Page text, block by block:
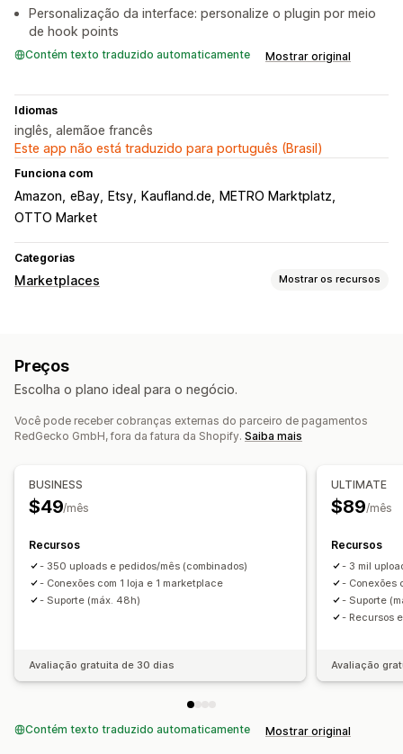
Personalização da interface: personalize o plugin por meio
de hook points
Contém texto traduzido automaticamente Mostrar original
Idiomas
inglês, alemãoe francês
Este app não está traduzido para português (Brasil)
Funciona com
Amazon eBay Etsy Kaufland.de METRO Marktplatz
OTTO Market
Categorias
Marketplaces Mostrar os recursos
Sincronização de produtos
Listagens personalizadas
Gerenciamento de pedidos
Painel de controle unificado
Sincronização de estoque
Preços
Escolha o plano ideal para o negócio.
Você pode receber cobranças externas do parceiro de pagamentos
RedGecko GmbH, fora da fatura da Shopify. Saiba mais
BUSINESS
$49/mês
Recursos
- 350 uploads e pedidos/mês (combinados)
- Conexões com 1 loja e 1 marketplace
- Suporte (máx. 48h)
Avaliação gratuita de 30 dias
ULTIMATE
$89/mês
Recursos
- 3 mil
- Conexões
- Suporte
- Recursos
Avaliação
Contém texto traduzido automaticamente Mostrar original